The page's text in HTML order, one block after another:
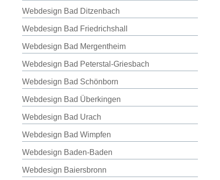
Webdesign Bad Ditzenbach
Webdesign Bad Friedrichshall
Webdesign Bad Mergentheim
Webdesign Bad Peterstal-Griesbach
Webdesign Bad Schönborn
Webdesign Bad Überkingen
Webdesign Bad Urach
Webdesign Bad Wimpfen
Webdesign Baden-Baden
Webdesign Baiersbronn